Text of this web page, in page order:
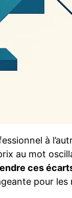
à
au mot
ces
pour les